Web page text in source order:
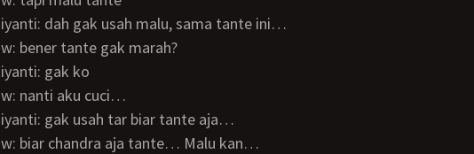
Riyanti: dah gak usah malu, sama tante ini…
Gw: bener tante gak marah?
Riyanti: gak ko
Gw: nanti aku cuci…
Riyanti: gak usah tar biar tante aja…
Gw: biar chandra aja tante… Malu kan…